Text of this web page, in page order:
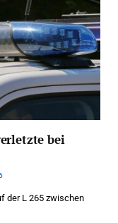
bei
der L 265 zwischen